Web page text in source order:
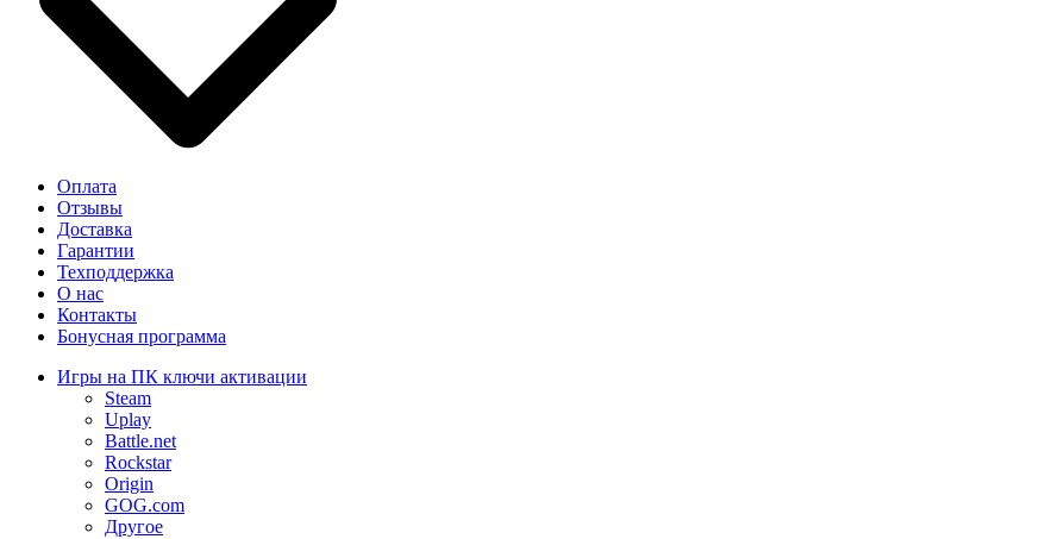
Оплата
Отзывы
Доставка
Гарантии
Техподдержка
О нас
Контакты
Бонусная программа
Игры на ПК ключи активации
Steam
Uplay
Battle.net
Rockstar
Origin
GOG.com
Другое